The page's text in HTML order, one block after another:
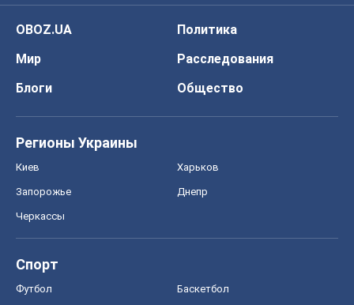
OBOZ.UA
Политика
Мир
Расследования
Блоги
Общество
Регионы Украины
Киев Харьков
Запорожье Днепр
Черкассы
Спорт
Футбол Баскетбол